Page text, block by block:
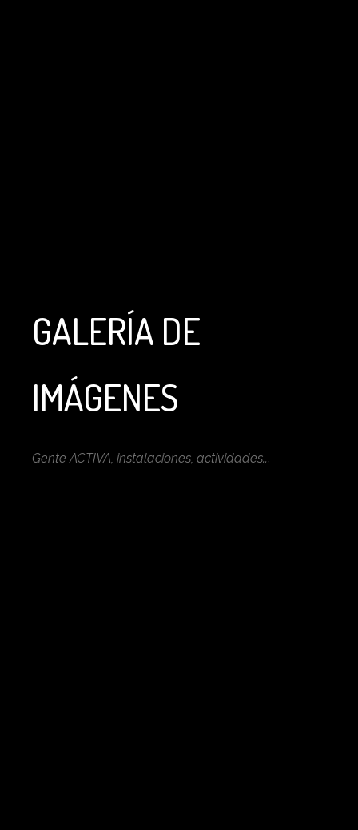
GALERÍA DE
IMÁGENES
Gente ACTIVA, instalaciones, actividades...